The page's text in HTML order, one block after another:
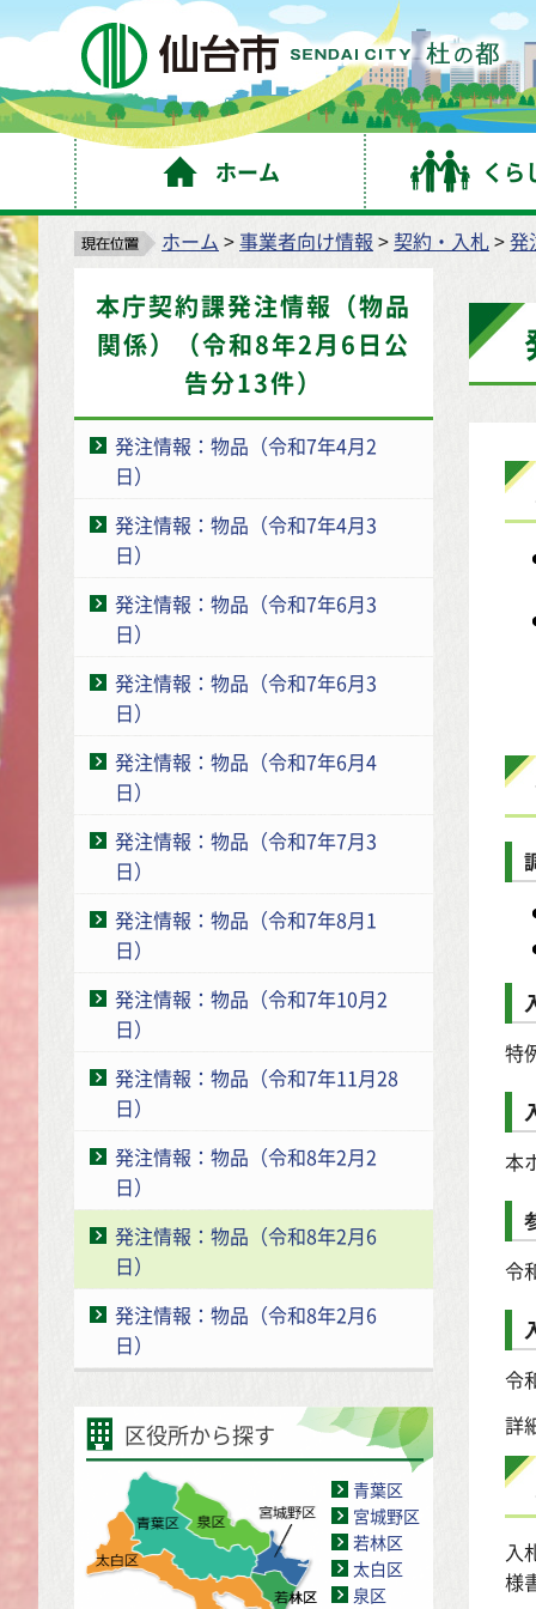
仙
ホーム くら
ホーム >事業者向け情報 > 契約・入札>発
本庁契約課発注情報（物品
関係）（令和8年2月6日公
告分13件）
発注情報：物品（令和7年4月2
日）
発注情報：物品（令和7年4月3
日）
発注情報：物品（令和7年6月3
日）
発注情報：物品（令和7年6月3
日）
発注情報：物品（令和7年6月4
日）
発注情報：物品（令和7年7月3
日）
発注情報：物品（令和7年8月1
日）
発注情報：物品（令和7年10月2
日）
発注情報：物品（令和7年11月28
日）
発注情報：物品（令和8年2月2
日）
発注情報：物品（令和8年2月6
日）
発注情報：物品（令和8年2月6
日）
区役所から探す
青葉区
宮城野区
若林区
太白区
泉区
特
本
令
令
詳
入
様